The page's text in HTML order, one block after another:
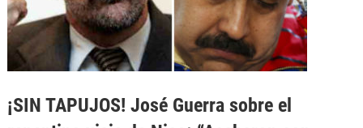
¡SIN TAPUJOS! José Guerra sobre el